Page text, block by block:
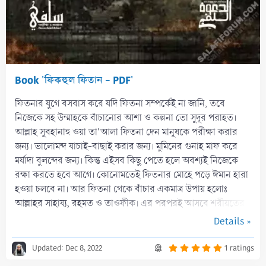
Book 'ফিকহুল ফিতান - PDF'
ফিতনার যুগে বসবাস করে যদি ফিতনা সম্পর্কেই না জানি, তবে
নিজেকে সহ উম্মাহকে বাঁচানোর আশা ও কল্পনা তো সুদূর পরাহত।
আল্লাহ সুবহানাহু ওয়া তা'আলা ফিতনা দেন মানুষকে পরীক্ষা করার
জন্য। ভালোমন্দ যাচাই-বাছাই করার জন্য। মুমিনের গুনাহ মাফ করে
মর্যাদা বুলন্দের জন্য। কিন্তু এইসব কিছু পেতে হলে অবশ্যই নিজেকে
রক্ষা করতে হবে আগে। কোনোমতেই ফিতনার মোহে পড়ে ঈমান হারা
হওয়া চলবে না। আর ফিতনা থেকে বাঁচার একমাত্র উপায় হলোঃ
আল্লাহর সাহায্য, রহমত ও তাওফীক। এর পরপরই আসবে শরীয়তের
Details »
Updated: Dec 8, 2022 51 ratings